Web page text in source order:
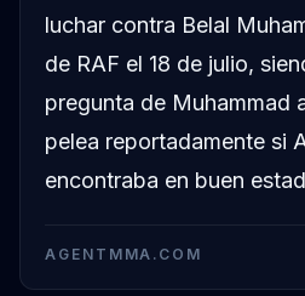
luchar contra Belal
de RAF el 18 de julio,
pregunta de Muhammad
pelea reportadamente si
encontraba en buen
AGENTMMA.COM